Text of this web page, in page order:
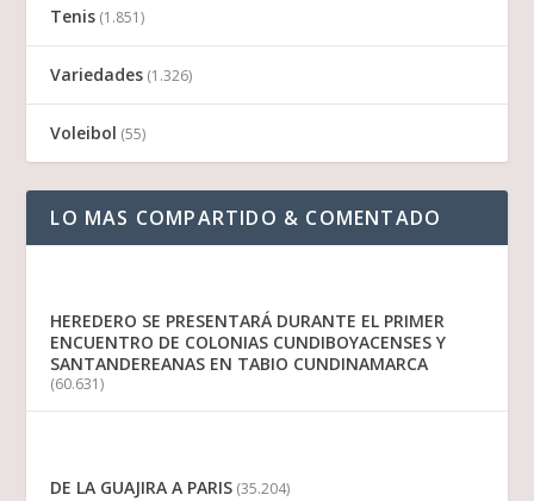
Tenis (1.851)
Variedades (1.326)
Voleibol (55)
LO MAS COMPARTIDO & COMENTADO
HEREDERO SE PRESENTARÁ DURANTE EL PRIMER
ENCUENTRO DE COLONIAS CUNDIBOYACENSES Y
SANTANDEREANAS EN TABIO CUNDINAMARCA
(60.631)
DE LA GUAJIRA A PARIS (35.204)